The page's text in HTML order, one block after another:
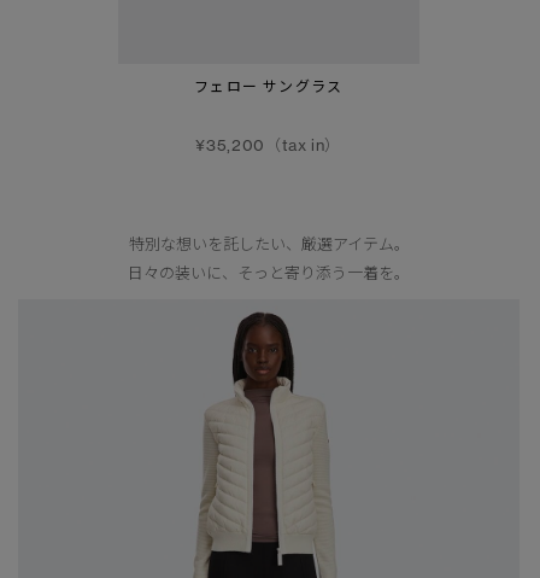
フェロー サングラス
¥35,200（tax in）
特別な想いを託したい、厳選アイテム。
日々の装いに、そっと寄り添う一着を。